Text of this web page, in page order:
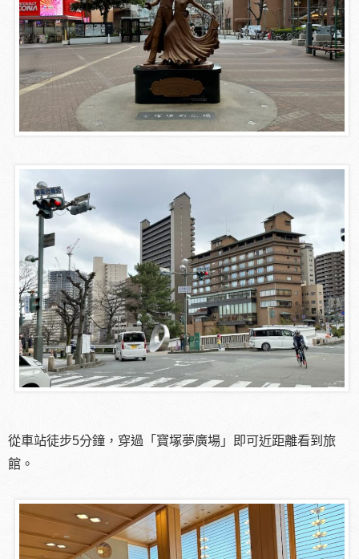
從車站徒步5分鐘，穿過「寶塚夢廣場」即可近距離看到旅
館。